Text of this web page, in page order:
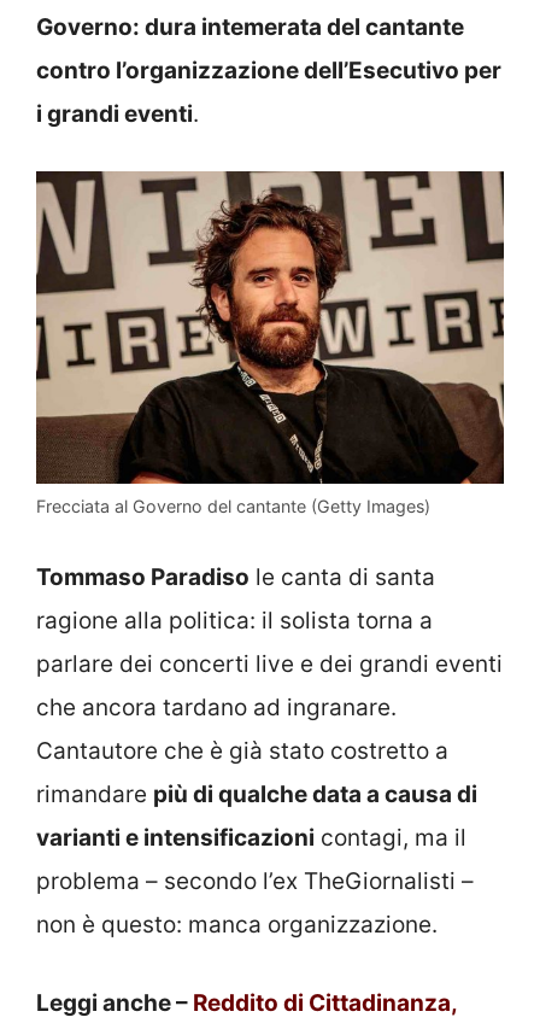
Governo: dura intemerata del cantante
contro l’organizzazione dell’Esecutivo per
i grandi eventi.
Frecciata al Governo del cantante (Getty Images)
Tommaso Paradiso le canta di santa
ragione alla politica: il solista torna a
parlare dei concerti live e dei grandi eventi
che ancora tardano ad ingranare.
Cantautore che è già stato costretto a
rimandare più di qualche data a causa di
varianti e intensificazioni contagi, ma il
problema – secondo l’ex TheGiornalisti –
non è questo: manca organizzazione.
Leggi anche – Reddito di Cittadinanza,